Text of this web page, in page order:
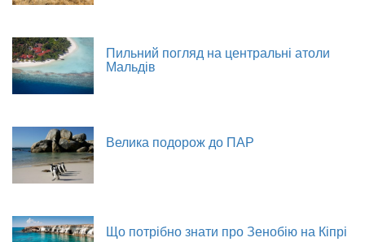
Пильний погляд на центральні атоли
Мальдів
Велика подорож до ПАР
Що потрібно знати про Зенобію на Кіпрі